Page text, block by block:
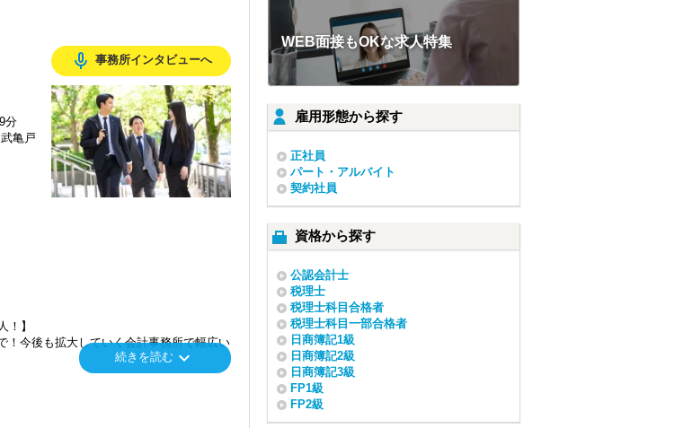
分
亀戸
mic_none 事務所インタビューへ
！】
！今後も拡大していく会計事務所で幅広い
続きを読む keyboard_arrow_down
WEB面接もOKな求人特集
雇用形態から探す
正社員
パート・アルバイト
契約社員
資格から探す
公認会計士
税理士
税理士科目合格者
税理士科目一部合格者
日商簿記1級
日商簿記2級
日商簿記3級
FP1級
FP2級